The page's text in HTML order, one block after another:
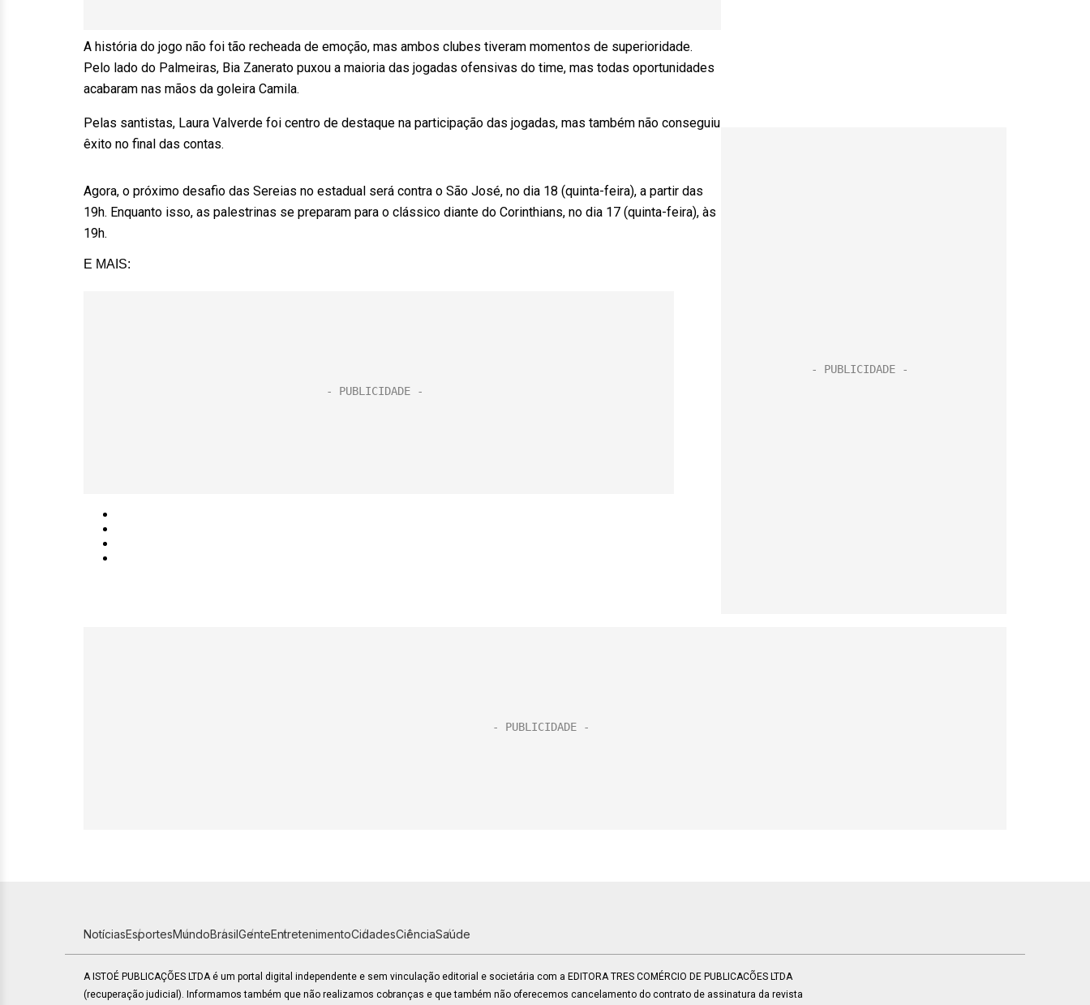
A história do jogo não foi tão recheada de emoção, mas ambos clubes tiveram momentos de superioridade.
Pelo lado do Palmeiras, Bia Zanerato puxou a maioria das jogadas ofensivas do time, mas todas oportunidades
acabaram nas mãos da goleira Camila.
Pelas santistas, Laura Valverde foi centro de destaque na participação das jogadas, mas também não conseguiu
êxito no final das contas.
Agora, o próximo desafio das Sereias no estadual será contra o São José, no dia 18 (quinta-feira), a partir das
19h. Enquanto isso, as palestrinas se preparam para o clássico diante do Corinthians, no dia 17 (quinta-feira), às
19h.
E MAIS:
NotíciasEsportesMundoBrasilGenteEntretenimentoCidadesCiênciaSaúde
A ISTOÉ PUBLICAÇÕES LTDA é um portal digital independente e sem vinculação editorial e societária com a EDITORA TRES COMÉRCIO DE PUBLICACÕES LTDA
(recuperação judicial). Informamos também que não realizamos cobranças e que também não oferecemos cancelamento do contrato de assinatura da revista